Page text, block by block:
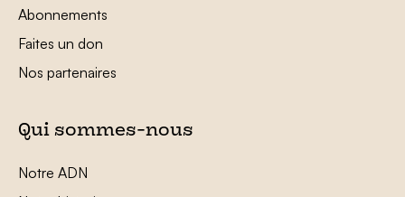
Abonnements
Faites un don
Nos partenaires
Qui sommes-nous
Notre ADN